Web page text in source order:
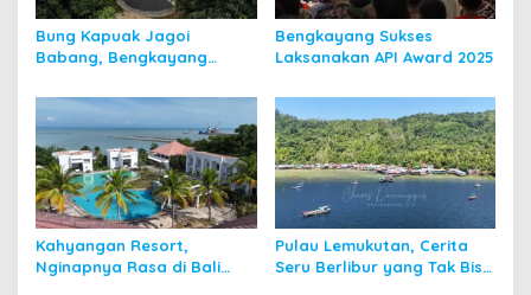
Bung Kapuak Jagoi
Babang, Bengkayang
Bengkayang Sukses
Laksanakan API Award 2025
Kahyangan Resort,
Nginapnya Rasa di Bali
Pulau Lemukutan, Cerita
Seru Berlibur yang Tak Bisa